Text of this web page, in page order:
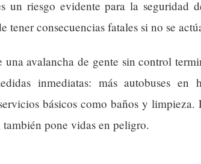
un riesgo evidente para la seguridad
tener consecuencias fatales si no se
una avalancha de gente sin control
inmediatas: más autobuses en
básicos como baños y
pone vidas en peligro.